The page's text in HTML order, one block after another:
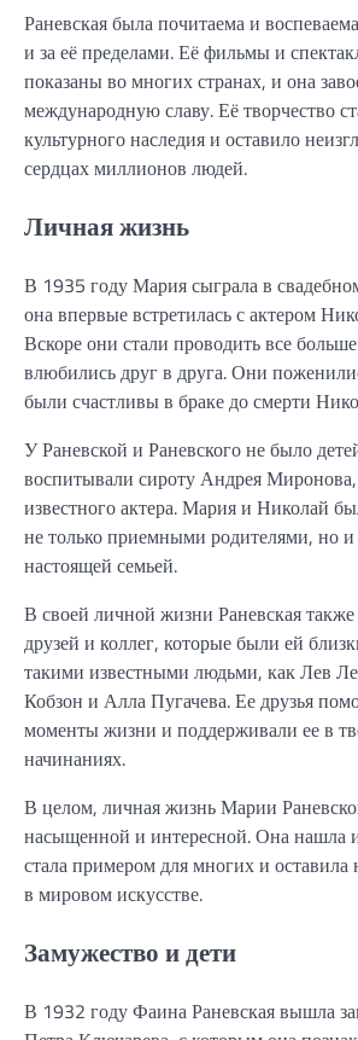
Раневская была почитаема и
и за её пределами. Её фильмы и
показаны во многих странах, и она
международную славу. Её творчество
культурного наследия и оставило
сердцах миллионов людей.
Личная жизнь
В 1935 году Мария сыграла в
она впервые встретилась с актером
Вскоре они стали проводить все
влюбились друг в друга. Они
были счастливы в браке до смерти
У Раневской и Раневского не было
воспитывали сироту Андрея
известного актера. Мария и Николай
не только приемными родителями, но
настоящей семьей.
В своей личной жизни Раневская
друзей и коллег, которые были ей
такими известными людьми, как Лев
Кобзон и Алла Пугачева. Ее друзья
моменты жизни и поддерживали ее в
начинаниях.
В целом, личная жизнь Марии
насыщенной и интересной. Она нашла
стала примером для многих и оставила
в мировом искусстве.
Замужество и дети
В 1932 году Фаина Раневская вышла